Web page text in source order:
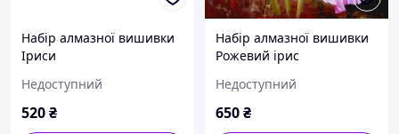
Набір алмазної вишивки
Іриси
Недоступний
520₴
Набір алмазної вишивки
Рожевий ірис
Недоступний
650₴